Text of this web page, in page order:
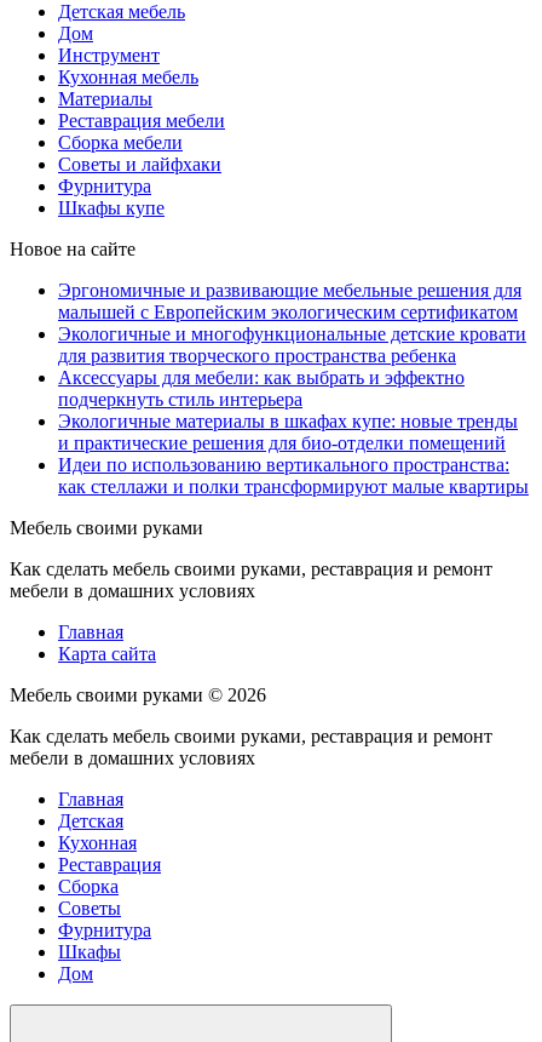
Детская мебель
Дом
Инструмент
Кухонная мебель
Материалы
Реставрация мебели
Сборка мебели
Советы и лайфхаки
Фурнитура
Шкафы купе
Новое на сайте
Эргономичные и развивающие мебельные решения для
малышей с Европейским экологическим сертификатом
Экологичные и многофункциональные детские кровати
для развития творческого пространства ребенка
Аксессуары для мебели: как выбрать и эффектно
подчеркнуть стиль интерьера
Экологичные материалы в шкафах купе: новые тренды
и практические решения для био-отделки помещений
Идеи по использованию вертикального пространства:
как стеллажи и полки трансформируют малые квартиры
Мебель своими руками
Как сделать мебель своими руками, реставрация и ремонт
мебели в домашних условиях
Главная
Карта сайта
Мебель своими руками © 2026
Как сделать мебель своими руками, реставрация и ремонт
мебели в домашних условиях
Главная
Детская
Кухонная
Реставрация
Сборка
Советы
Фурнитура
Шкафы
Дом